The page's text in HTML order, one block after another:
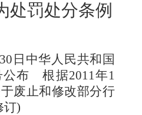
处罚处分条例
日中华人民共和国
公布 根据2011年1
废止和修改部分行
订)